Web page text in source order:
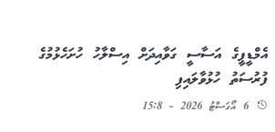
އެމްޑީޕީގެ އަސާސީ ގަވާއިދަށް އިސްލާހު ހުށަހެޅުމުގެ
ފުރުސަތު ހުޅުވާލައިފި
6 އޯގަސްޓު 2026 - 15:8